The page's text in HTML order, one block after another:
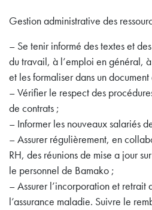
Gestion administrative des
– Se tenir informé des textes et
du travail, à l’emploi en général,
et les formaliser dans un document
– Vérifier le respect des
de contrats ;
– Informer les nouveaux salariés
– Assurer régulièrement, en
RH, des réunions de mise a jour
le personnel de Bamako ;
– Assurer l’incorporation et retrait
l’assurance maladie. Suivre le